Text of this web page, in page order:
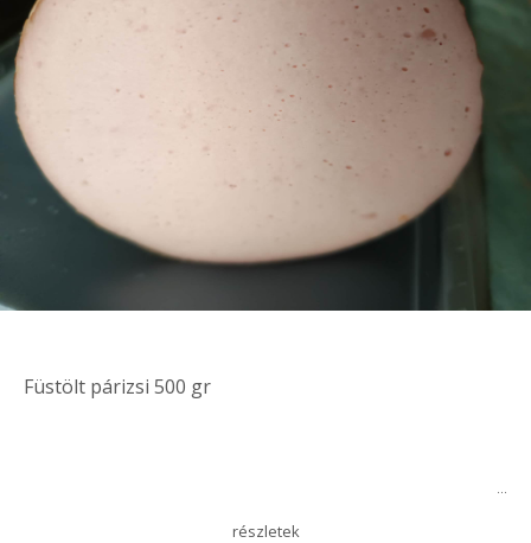
Füstölt párizsi 500 gr